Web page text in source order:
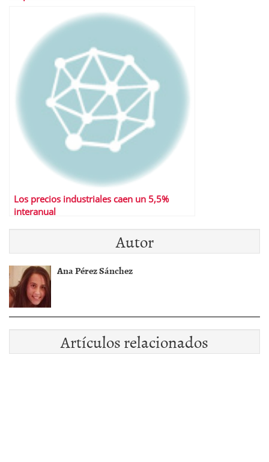
Los precios industriales caen un 5,5%
interanual
Autor
Ana Pérez Sánchez
Artículos relacionados